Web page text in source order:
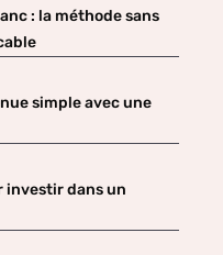
: la méthode sans
simple avec une
investir dans un